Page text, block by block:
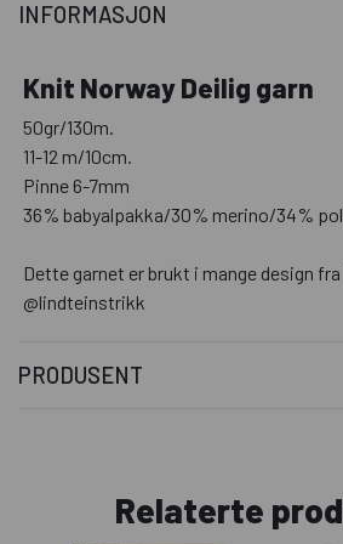
INFORMASJON
Knit Norway Deilig garn
50gr/130m.
11-12 m/10cm.
Pinne 6-7mm
36% babyalpakka/30% merino/34%
Dette garnet er brukt i mange design
@lindteinstrikk
PRODUSENT
Relaterte